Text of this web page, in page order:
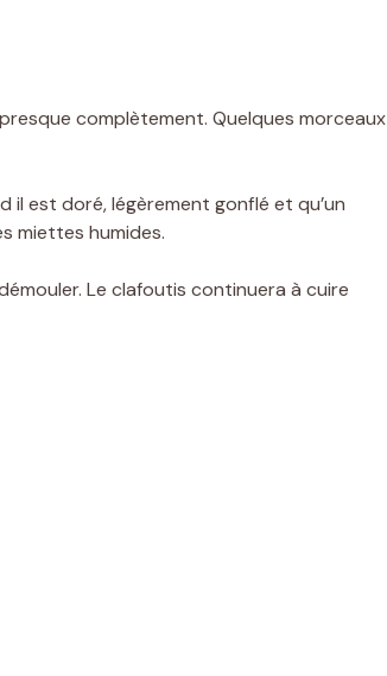
complètement. Quelques morceaux
est doré, légèrement gonflé et qu’un
miettes humides.
Le clafoutis continuera à cuire